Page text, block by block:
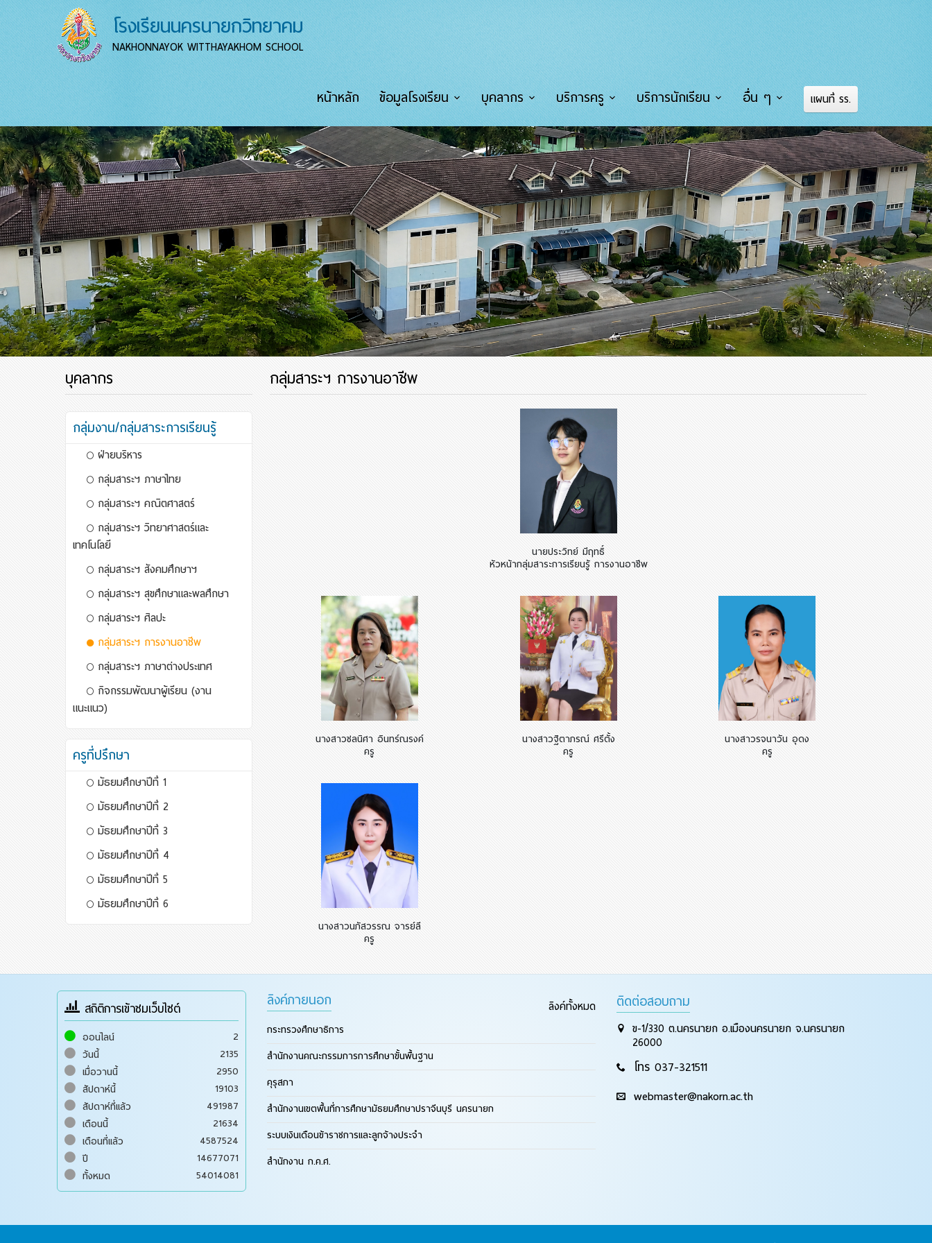
โรงเรียนนครนายกวิทยาคม
NAKHONNAYOK WITTHAYAKHOM SCHOOL
หน้าหลัก ข้อมูลโรงเรียน บุคลากร บริการครู บริการนักเรียน อื่น ๆ แผนที่ รร.
บุคลากร
กลุ่มงาน/กลุ่มสาระการเรียนรู้
ฝ่ายบริหาร
กลุ่มสาระฯ ภาษาไทย
กลุ่มสาระฯ คณิตศาสตร์
กลุ่มสาระฯ วิทยาศาสตร์และ
เทคโนโลยี
กลุ่มสาระฯ สังคมศึกษาฯ
กลุ่มสาระฯ สุขศึกษาและพลศึกษา
กลุ่มสาระฯ ศิลปะ
กลุ่มสาระฯ การงานอาชีพ
กลุ่มสาระฯ ภาษาต่างประเทศ
กิจกรรมพัฒนาผู้เรียน (งาน
แนะแนว)
ครูที่ปรึกษา
มัธยมศึกษาปีที่ 1
มัธยมศึกษาปีที่ 2
มัธยมศึกษาปีที่ 3
มัธยมศึกษาปีที่ 4
มัธยมศึกษาปีที่ 5
มัธยมศึกษาปีที่ 6
กลุ่มสาระฯ การงานอาชีพ
นายประวิทย์ มีฤทธิ์
หัวหน้ากลุ่มสาระการเรียนรู้ การงานอาชีพ
นางสาวชลนิศา อินทร์ณรงค์
ครู
นางสาวฐิตาภรณ์ ศรีตั้ง
ครู
นางสาวรจนาวัน อุดง
ครู
นางสาวนภัสวรรณ จารย์ลี
ครู
สถิติการเข้าชมเว็บไซต์
ออนไลน์
2
วันนี้
2135
เมื่อวานนี้
2950
สัปดาห์นี้
19103
สัปดาห์ที่แล้ว
491987
เดือนนี้
21634
เดือนที่แล้ว
4587524
ปี
14677071
ทั้งหมด
54014081
ลิงค์ภายนอก ลิงค์ทั้งหมด
กระทรวงศึกษาธิการ
สำนักงานคณะกรรมการการศึกษาขั้นพื้นฐาน
คุรุสภา
สำนักงานเขตพื้นที่การศึกษามัธยมศึกษาปราจีนบุรี นครนายก
ระบบเงินเดือนข้าราชการและลูกจ้างประจำ
สำนักงาน ก.ค.ศ.
ติดต่อสอบถาม
ข-1/330 ต.นครนายก อ.เมืองนครนายก จ.นครนายก
26000
โทร 037-321511
webmaster@nakorn.ac.th